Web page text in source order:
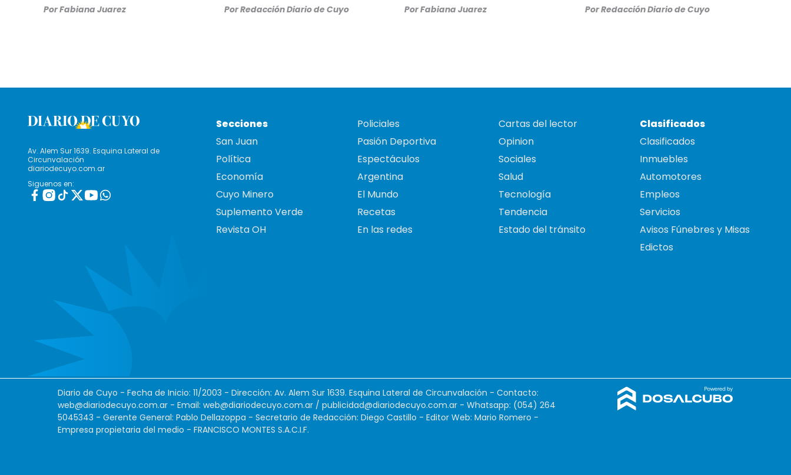
PorFabiana Juarez PorRedacción Diario de Cuyo PorFabiana Juarez PorRedacción Diario de Cuyo
Av. Alem Sur 1639. Esquina Lateral de
Circunvalación
diariodecuyo.com.ar
Siguenos en:
Secciones
San Juan
Política
Economía
Cuyo Minero
Suplemento Verde
Revista OH
Policiales
Pasión Deportiva
Espectáculos
Argentina
El Mundo
Recetas
En las redes
Cartas del lector
Opinion
Sociales
Salud
Tecnología
Tendencia
Estado del tránsito
Clasificados
Clasificados
Inmuebles
Automotores
Empleos
Servicios
Avisos Fúnebres y Misas
Edictos
Diario de Cuyo - Fecha de Inicio: 11/2003 - Dirección: Av. Alem Sur 1639. Esquina Lateral de Circunvalación - Contacto:
web@diariodecuyo.com.ar - Email: web@diariodecuyo.com.ar / publicidad@diariodecuyo.com.ar - Whatsapp: (054) 264
5045343 - Gerente General: Pablo Dellazoppa - Secretario de Redacción: Diego Castillo - Editor Web: Mario Romero -
Empresa propietaria del medio - FRANCISCO MONTES S.A.C.I.F.